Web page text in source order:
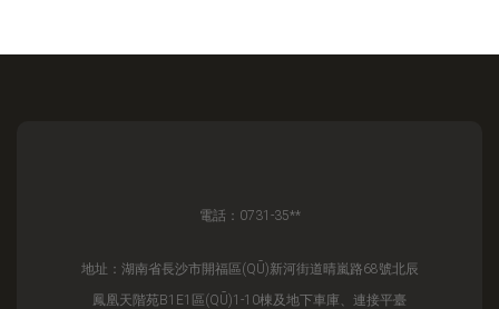
電話：0731-35**
地址：湖南省長沙市開福區(QŪ)新河街道晴嵐路68號北辰
鳳凰天階苑B1E1區(QŪ)1-10棟及地下車庫、連接平臺